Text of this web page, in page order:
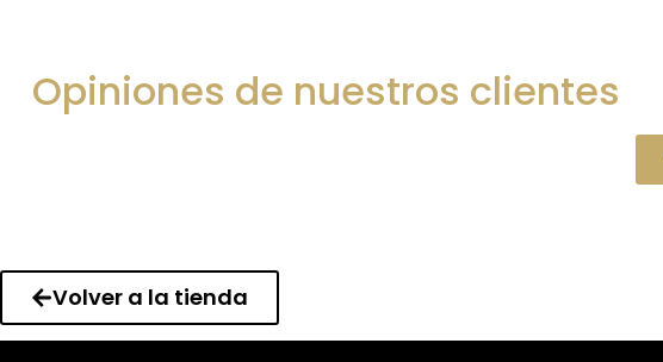
Opiniones de nuestros clientes
Volver a la tienda